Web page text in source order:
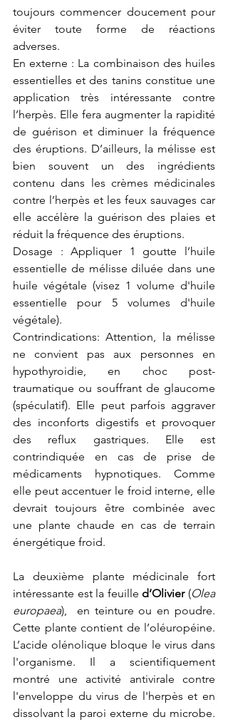
toujours commencer doucement pour
éviter toute forme de réactions
adverses.
En externe : La combinaison des huiles
essentielles et des tanins constitue une
application très intéressante contre
l’herpès. Elle fera augmenter la rapidité
de guérison et diminuer la fréquence
des éruptions. D’ailleurs, la mélisse est
bien souvent un des ingrédients
contenu dans les crèmes médicinales
contre l’herpès et les feux sauvages car
elle accélère la guérison des plaies et
réduit la fréquence des éruptions.
Dosage : Appliquer 1 goutte l’huile
essentielle de mélisse diluée dans une
huile végétale (visez 1 volume d'huile
essentielle pour 5 volumes d'huile
végétale).
Contrindications: Attention, la mélisse
ne convient pas aux personnes en
hypothyroidie, en choc post-
traumatique ou souffrant de glaucome
(spéculatif). Elle peut parfois aggraver
des inconforts digestifs et provoquer
des reflux gastriques. Elle est
contrindiquée en cas de prise de
médicaments hypnotiques. Comme
elle peut accentuer le froid interne, elle
devrait toujours être combinée avec
une plante chaude en cas de terrain
énergétique froid.
La deuxième plante médicinale fort
intéressante est la feuille d’Olivier (Olea
europaea),  en teinture ou en poudre.
Cette plante contient de l’oléuropéine.
L’acide olénolique bloque le virus dans
l'organisme. Il a scientifiquement
montré une activité antivirale contre
l'enveloppe du virus de l'herpès et en
dissolvant la paroi externe du microbe.